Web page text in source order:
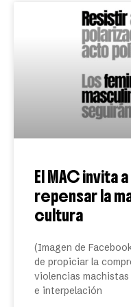
El MAC invita
repensar la
cultura
(Imagen de
de propiciar la
violencias
e interpelación